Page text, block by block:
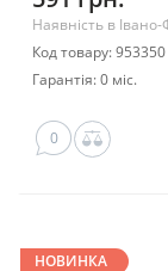
Наявність в Івано-
Код товару: 953350
Гарантія: 0 міс.
0
НОВИНКА